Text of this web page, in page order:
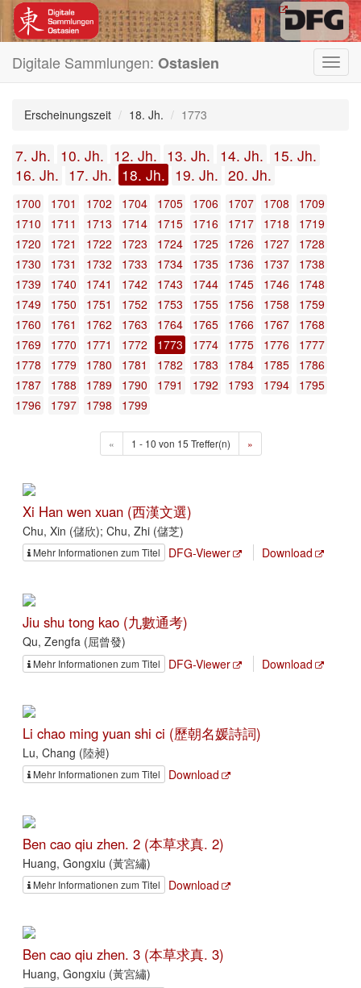
Digitale Sammlungen: Ostasien
Erscheinungszeit 18. Jh. 1773
7. Jh. 10. Jh. 12. Jh. 13. Jh. 14. Jh. 15. Jh.
16. Jh. 17. Jh. 18. Jh. 19. Jh. 20. Jh.
1700 1701 1702 1704 1705 1706 1707 1708
1709
1710
1711 1713 1714 1715 1716 1717 1718
1719
1720
1721 1722 1723 1724 1725 1726 1727
1728
1730
1731 1732 1733 1734 1735 1736 1737
1738
1739
1740 1741 1742 1743 1744 1745 1746
1748
1749
1750 1751 1752 1753 1755 1756 1758
1759
1760
1761 1762 1763 1764 1765 1766 1767
1768
1769
1770 1771 1772 1773 1774 1775 1776
1777
1778
1779 1780 1781 1782 1783 1784 1785
1786
1787
1788 1789 1790 1791 1792 1793 1794
1795
1796
1797 1798 1799
« 1 - 10 von 15 Treffer(n) »
Xi Han wen xuan (西漢文選)
Chu, Xin (儲欣); Chu, Zhi (儲芝)
Mehr Informationen zum Titel DFG-Viewer Download
Jiu shu tong kao (九數通考)
Qu, Zengfa (屈曾發)
Mehr Informationen zum Titel DFG-Viewer Download
Li chao ming yuan shi ci (歷朝名媛詩詞)
Lu, Chang (陸昶)
Mehr Informationen zum Titel Download
Ben cao qiu zhen. 2 (本草求真. 2)
Huang, Gongxiu (黃宮繡)
Mehr Informationen zum Titel Download
Ben cao qiu zhen. 3 (本草求真. 3)
Huang, Gongxiu (黃宮繡)